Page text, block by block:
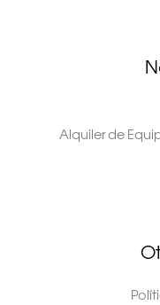
Alquiler de